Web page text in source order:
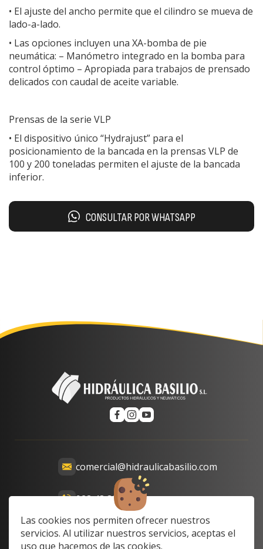
Las cookies nos permiten ofrecer nuestros
servicios. Al utilizar nuestros servicios, aceptas el
uso que hacemos de las cookies.
• El ajuste del ancho permite que el cilindro se mueva de
lado-a-lado.
• Las opciones incluyen una XA-bomba de pie
neumática: – Manómetro integrado en la bomba para
control óptimo – Apropiada para trabajos de prensado
delicados con caudal de aceite variable.
Prensas de la serie VLP
• El dispositivo único “Hydrajust” para el
posicionamiento de la bancada en la prensas VLP de
100 y 200 toneladas permiten el ajuste de la bancada
inferior.
CONSULTAR POR WHATSAPP
comercial@hidraulicabasilio.com
928 48 89 99
Calle Prof. Lozano, 13-15,
35008 Las Palmas de Gran
Canaria, Las Palmas, Spain